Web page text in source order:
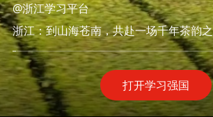
打开学习强国
@浙江学习平台
浙江：到山海苍南，共赴一场千年茶韵